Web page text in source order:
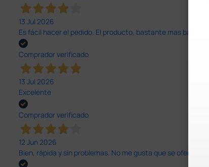
13 Jul 2026
Es fácil hacer el pedido. El producto, bastante mas
Comprador verificado
13 Jul 2026
Excelente
Comprador verificado
12 Jun 2026
Bien, rápida y sin problemas. No me gusta que se oferten